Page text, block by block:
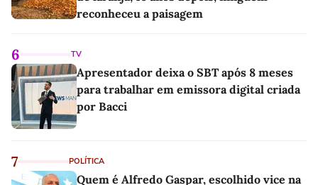
reconheceu a paisagem
6 TV
Apresentador deixa o SBT após 8 meses
para trabalhar em emissora digital criada
por Bacci
7 POLÍTICA
Quem é Alfredo Gaspar, escolhido vice na